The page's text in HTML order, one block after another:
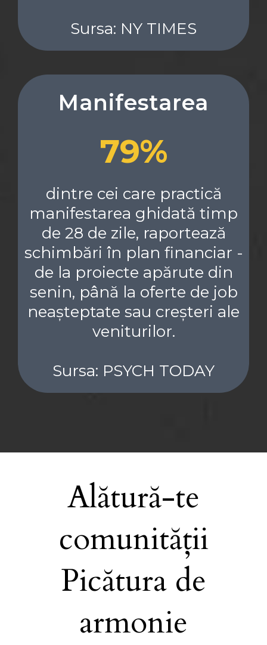
Sursa: NY TIMES
Manifestarea
79%
dintre cei care practică
manifestarea ghidată timp
de 28 de zile, raportează
schimbări în plan financiar -
de la proiecte apărute din
senin, până la oferte de job
neașteptate sau creșteri ale
veniturilor.
Sursa: PSYCH TODAY
Alătură-te
comunității
Picătura de
armonie